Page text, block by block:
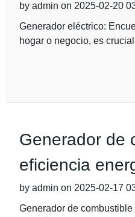
by admin on 2025-02-20
Generador eléctrico:
hogar o negocio, es
Generador de
eficiencia
by admin on 2025-02-17
Generador de